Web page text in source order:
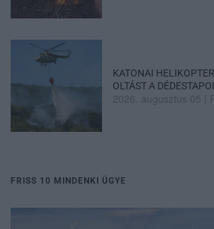
KATONAI
OLTÁST A
2026. augusztus 05
FRISS 10 MINDENKI ÜGYE